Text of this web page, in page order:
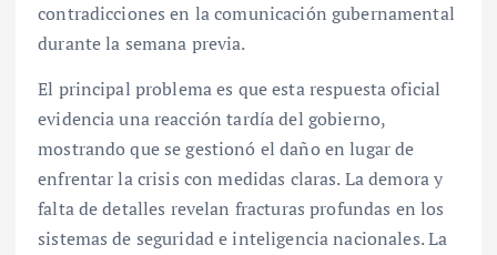
contradicciones en la comunicación gubernamental
durante la semana previa.
El principal problema es que esta respuesta oficial
evidencia una reacción tardía del gobierno,
mostrando que se gestionó el daño en lugar de
enfrentar la crisis con medidas claras. La demora y
falta de detalles revelan fracturas profundas en los
sistemas de seguridad e inteligencia nacionales. La